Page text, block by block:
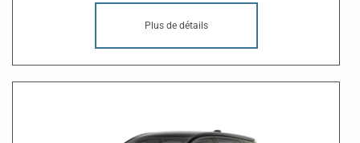
Plus de détails